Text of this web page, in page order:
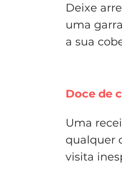
Deixe
uma
a sua
Doce de
Uma
qualquer
visita